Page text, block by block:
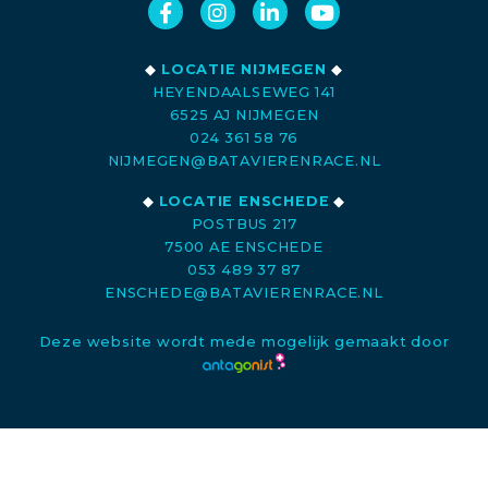
◆ LOCATIE NIJMEGEN ◆
HEYENDAALSEWEG 141
6525 AJ NIJMEGEN
024 361 58 76
NIJMEGEN@BATAVIERENRACE.NL
◆ LOCATIE ENSCHEDE ◆
POSTBUS 217
7500 AE ENSCHEDE
053 489 37 87
ENSCHEDE@BATAVIERENRACE.NL
Deze website wordt mede mogelijk gemaakt door